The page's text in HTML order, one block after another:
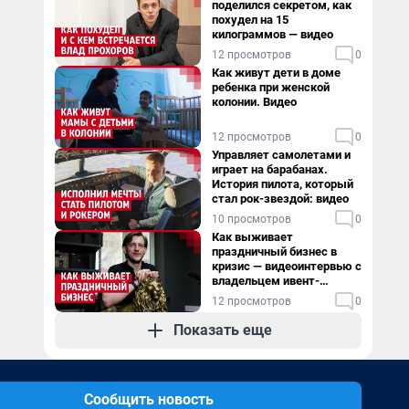
поделился секретом, как
похудел на 15
килограммов — видео
12 просмотров 0
Как живут дети в доме
ребенка при женской
колонии. Видео
12 просмотров 0
Управляет самолетами и
играет на барабанах.
История пилота, который
стал рок-звездой: видео
10 просмотров 0
Как выживает
праздничный бизнес в
кризис — видеоинтервью с
владельцем ивент-
агентства
12 просмотров 0
Показать еще
Сообщить новость